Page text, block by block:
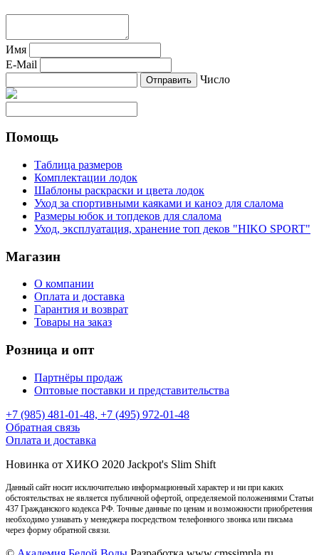
Имя
E-Mail
Число
Помощь
Таблица размеров
Комплектации лодок
Шаблоны раскраски и цвета лодок
Уход за спортивными каяками и каноэ для слалома
Размеры юбок и топдеков для слалома
Уход, эксплуатация, хранение топ деков "HIKO SPORT"
Магазин
О компании
Оплата и доставка
Гарантия и возврат
Товары на заказ
Розница и опт
Партнёры продаж
Оптовые поставки и представительства
+7 (985) 481-01-48, +7 (495) 972-01-48
Обратная связь
Оплата и доставка
Новинка от ХИКО 2020 Jackpot's Slim Shift
Данный сайт носит исключительно информационный характер и ни при каких
обстоятельствах не является публичной офертой, определяемой положениями Статьи
437 Гражданского кодекса РФ. Точные данные по ценам и возможности приобретения
необходимо узнавать у менеджера посредством телефонного звонка или письма
через форму обратной связи.